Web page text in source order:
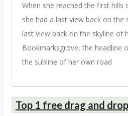
When she reached the first hills
she had a last view back on the
last view back on the skyline of
Bookmarksgrove, the headline
the subline of her own road
Top 1 free drag and